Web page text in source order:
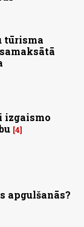
tūrisma
izgaismo
4
apgulšanās?